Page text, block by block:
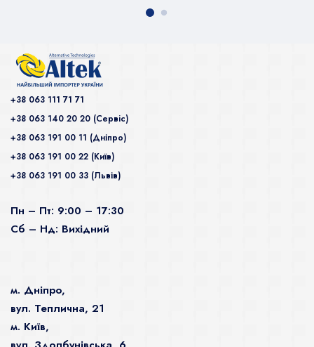
+38 063 111 71 71
+38 063 140 20 20 (Сервiс)
+38 063 191 00 11 (Дніпро)
+38 063 191 00 22 (Київ)
+38 063 191 00 33 (Львів)
Пн – Пт: 9:00 – 17:30
Сб – Нд: Вихідний
м. Дніпро,
вул. Теплична, 21
м. Київ,